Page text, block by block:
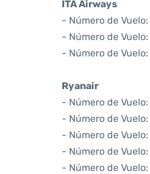
ITA Airways
- Número de Vuelo:
- Número de Vuelo:
- Número de Vuelo:
Ryanair
- Número de Vuelo:
- Número de Vuelo:
- Número de Vuelo:
- Número de Vuelo:
- Número de Vuelo: